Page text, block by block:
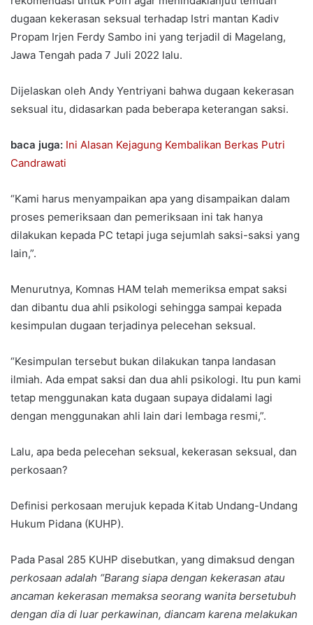
dugaan kekerasan seksual terhadap Istri mantan Kadiv
Propam Irjen Ferdy Sambo ini yang terjadil di Magelang,
Jawa Tengah pada 7 Juli 2022 lalu.
Dijelaskan oleh Andy Yentriyani bahwa dugaan kekerasan
seksual itu, didasarkan pada beberapa keterangan saksi.
baca juga: Ini Alasan Kejagung Kembalikan Berkas Putri
Candrawati
“Kami harus menyampaikan apa yang disampaikan dalam
proses pemeriksaan dan pemeriksaan ini tak hanya
dilakukan kepada PC tetapi juga sejumlah saksi-saksi yang
lain,”.
Menurutnya, Komnas HAM telah memeriksa empat saksi
dan dibantu dua ahli psikologi sehingga sampai kepada
kesimpulan dugaan terjadinya pelecehan seksual.
“Kesimpulan tersebut bukan dilakukan tanpa landasan
ilmiah. Ada empat saksi dan dua ahli psikologi. Itu pun kami
tetap menggunakan kata dugaan supaya didalami lagi
dengan menggunakan ahli lain dari lembaga resmi,”.
Lalu, apa beda pelecehan seksual, kekerasan seksual, dan
perkosaan?
Definisi perkosaan merujuk kepada Kitab Undang-Undang
Hukum Pidana (KUHP).
Pada Pasal 285 KUHP disebutkan, yang dimaksud dengan
perkosaan adalah “Barang siapa dengan kekerasan atau
ancaman kekerasan memaksa seorang wanita bersetubuh
dengan dia di luar perkawinan, diancam karena melakukan